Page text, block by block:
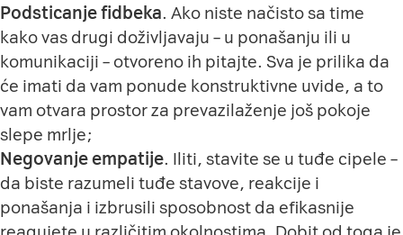
Podsticanje fidbeka. Ako niste načisto sa time
kako vas drugi doživljavaju – u ponašanju ili u
komunikaciji – otvoreno ih pitajte. Sva je prilika da
će imati da vam ponude konstruktivne uvide, a to
vam otvara prostor za prevazilaženje još pokoje
slepe mrlje;
Negovanje empatije. Iliti, stavite se u tuđe cipele –
da biste razumeli tuđe stavove, reakcije i
ponašanja i izbrusili sposobnost da efikasnije